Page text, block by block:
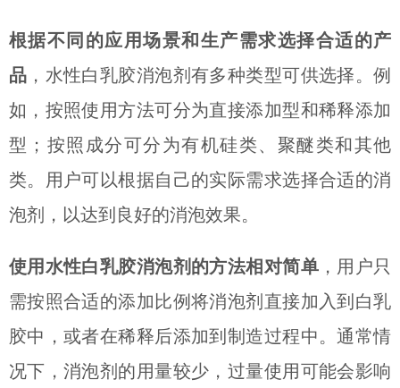
根据不同的应用场景和生产需求选择合适的产
品 ，水性白乳胶消泡剂有多种类型可供选择。例
如，按照使用方法可分为直接添加型和稀释添加
型；按照成分可分为有机硅类、聚醚类和其他
类。用户可以根据自己的实际需求选择合适的消
泡剂，以达到良好的消泡效果。
使用水性白乳胶消泡剂的方法相对简单，用户只
需按照合适的添加比例将消泡剂直接加入到白乳
胶中，或者在稀释后添加到制造过程中。通常情
况下，消泡剂的用量较少，过量使用可能会影响